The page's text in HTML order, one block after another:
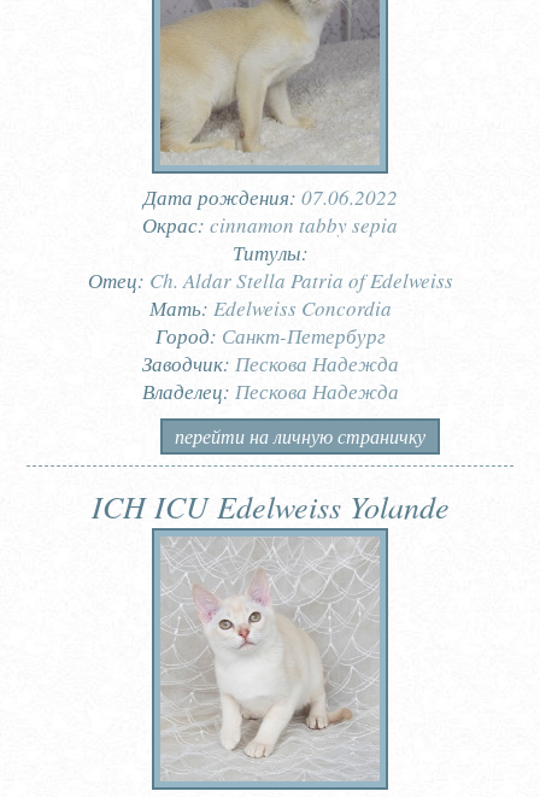
Дата рождения: 07.06.2022
Окрас: cinnamon tabby sepia
Титулы:
Отец: Ch. Aldar Stella Patria of Edelweiss
Мать: Edelweiss Concordia
Город: Санкт-Петербург
Заводчик: Пескова Надежда
Владелец: Пескова Надежда
перейти на личную страничку
ICH ICU Edelweiss Yolande